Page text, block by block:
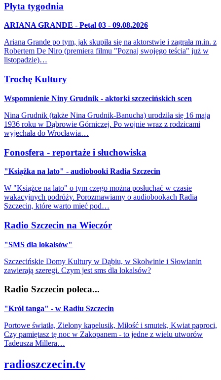
Płyta tygodnia
ARIANA GRANDE - Petal 03 - 09.08.2026
Ariana Grande po tym, jak skupiła się na aktorstwie i zagrała m.in. z
Robertem De Niro (premiera filmu "Poznaj swojego teścia" już w
listopadzie)…
Trochę Kultury
Wspomnienie Niny Grudnik - aktorki szczecińskich scen
Nina Grudnik (także Nina Grudnik-Banucha) urodziła się 16 maja
1936 roku w Dąbrowie Górniczej. Po wojnie wraz z rodzicami
wyjechała do Wrocławia…
Fonosfera - reportaże i słuchowiska
"Książka na lato" - audiobooki Radia Szczecin
W "Książce na lato" o tym czego można posłuchać w czasie
wakacyjnych podróży. Porozmawiamy o audiobookach Radia
Szczecin, które warto mieć pod…
Radio Szczecin na Wieczór
"SMS dla lokalsów"
Szczecińskie Domy Kultury w Dąbiu, w Skolwinie i Słowianin
zawierają szeregi. Czym jest sms dla lokalsów?
Radio Szczecin poleca...
"Król tanga" - w Radiu Szczecin
Portowe światła, Zielony kapelusik, Miłość i smutek, Kwiat paproci,
Czy pamiętasz tę noc w Zakopanem - to jedne z wielu utworów
Tadeusza Millera…
radioszczecin.tv